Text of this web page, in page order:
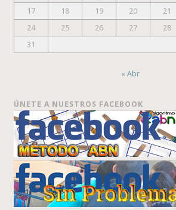
17
18 19 20 21
24
25 26 27 28
31
« Abr
ÚNETE A NUESTROS FACEBOOK